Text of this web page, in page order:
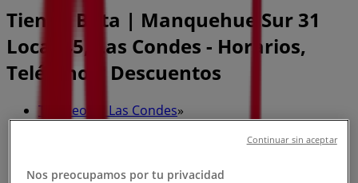
Tienda Bata | Manquehue Sur 31
Local 45, Las Condes - Horarios,
Teléfono y Descuentos
Tiendeo en Las Condes»
Nos preocupamos por tu privacidad
Continuar sin aceptar